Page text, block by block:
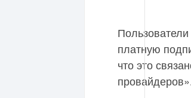
платную
что это